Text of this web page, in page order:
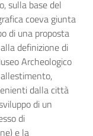
sulla base del
coeva giunta
di una proposta
definizione di
Archeologico
dalla città
di un
di
e la